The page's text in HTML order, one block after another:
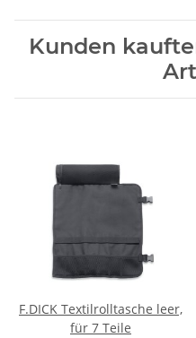
Kunden
F.DICK Textilrolltasche leer,
für 7 Teile